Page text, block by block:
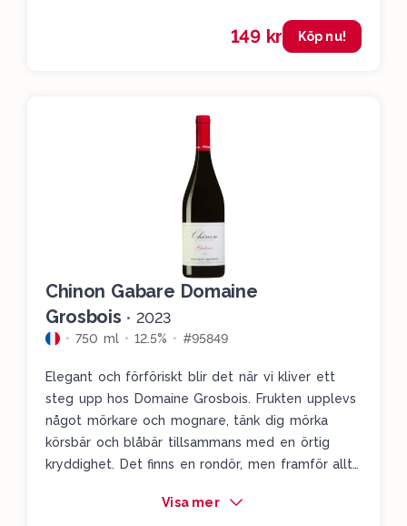
149 kr Köp nu!
Chinon Gabare Domaine
Grosbois • 2023
750 ml 12.5% #95849
Elegant och förföriskt blir det när vi kliver ett
steg upp hos Domaine Grosbois. Frukten upplevs
något mörkare och mognare, tänk dig mörka
körsbär och blåbär tillsammans med en örtig
kryddighet. Det finns en rondör, men framför allt
gärna undan i några år – här finns både syra och
Visa mer